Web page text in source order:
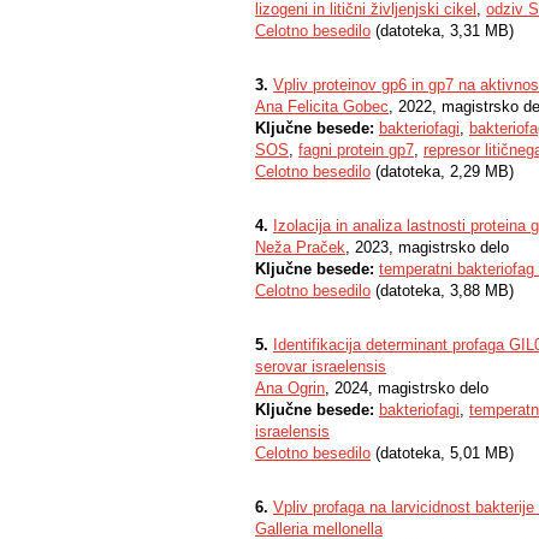
lizogeni in litični življenjski cikel , odziv
Celotno besedilo (datoteka, 3,31 MB)
3. Vpliv proteinov gp6 in gp7 na
Ana Felicita Gobec, 2022, magistrsko
Ključne besede: bakteriofagi,
SOS, fagni protein gp7, represor
Celotno besedilo (datoteka, 2,29 MB)
4. Izolacija in analiza lastnosti proteina
Neža Praček, 2023, magistrsko delo
Ključne besede: temperatni bakteriofag
Celotno besedilo (datoteka, 3,88 MB)
5. Identifikacija determinant profaga
serovar israelensis
Ana Ogrin, 2024, magistrsko delo
Ključne besede: bakteriofagi,
israelensis
Celotno besedilo (datoteka, 5,01 MB)
6. Vpliv profaga na larvicidnost
Galleria mellonella